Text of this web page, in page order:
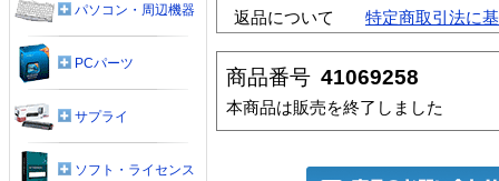
返品について
特定商取引法に
商品番号 41069258
本商品は販売を終了しました
パソコン・周辺機器
PCパーツ
サプライ
ソフト・ライセンス